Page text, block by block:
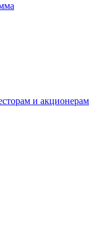
и акционерам